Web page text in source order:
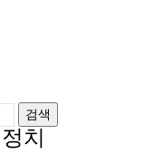
검색
정치